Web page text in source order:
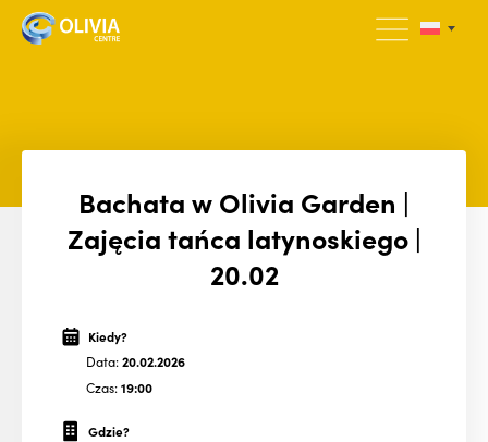
Bachata w Olivia Garden |
Zajęcia tańca latynoskiego |
20.02
Kiedy?
Data:20.02.2026
Czas:19:00
Gdzie?